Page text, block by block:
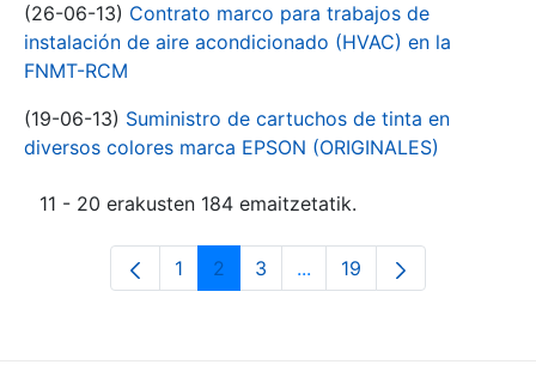
(26-06-13) Contrato marco para trabajos de
instalación de aire acondicionado (HVAC) en la
FNMT-RCM
(19-06-13) Suministro de cartuchos de tinta en
diversos colores marca EPSON (ORIGINALES)
11 - 20 erakusten 184 emaitzetatik.
Orrialdea
1 Orrialdea
2 Orrialdea
3 ...Intermediate Pages Use
Orrialdea
19